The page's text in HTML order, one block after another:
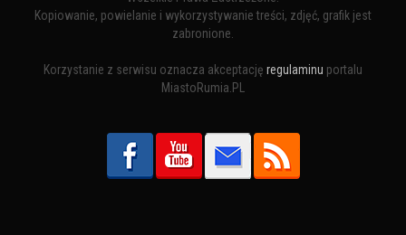
Kopiowanie, powielanie i wykorzystywanie treści, zdjęć, grafik jest
zabronione.
Korzystanie z serwisu oznacza akceptację regulaminu portalu
MiastoRumia.PL